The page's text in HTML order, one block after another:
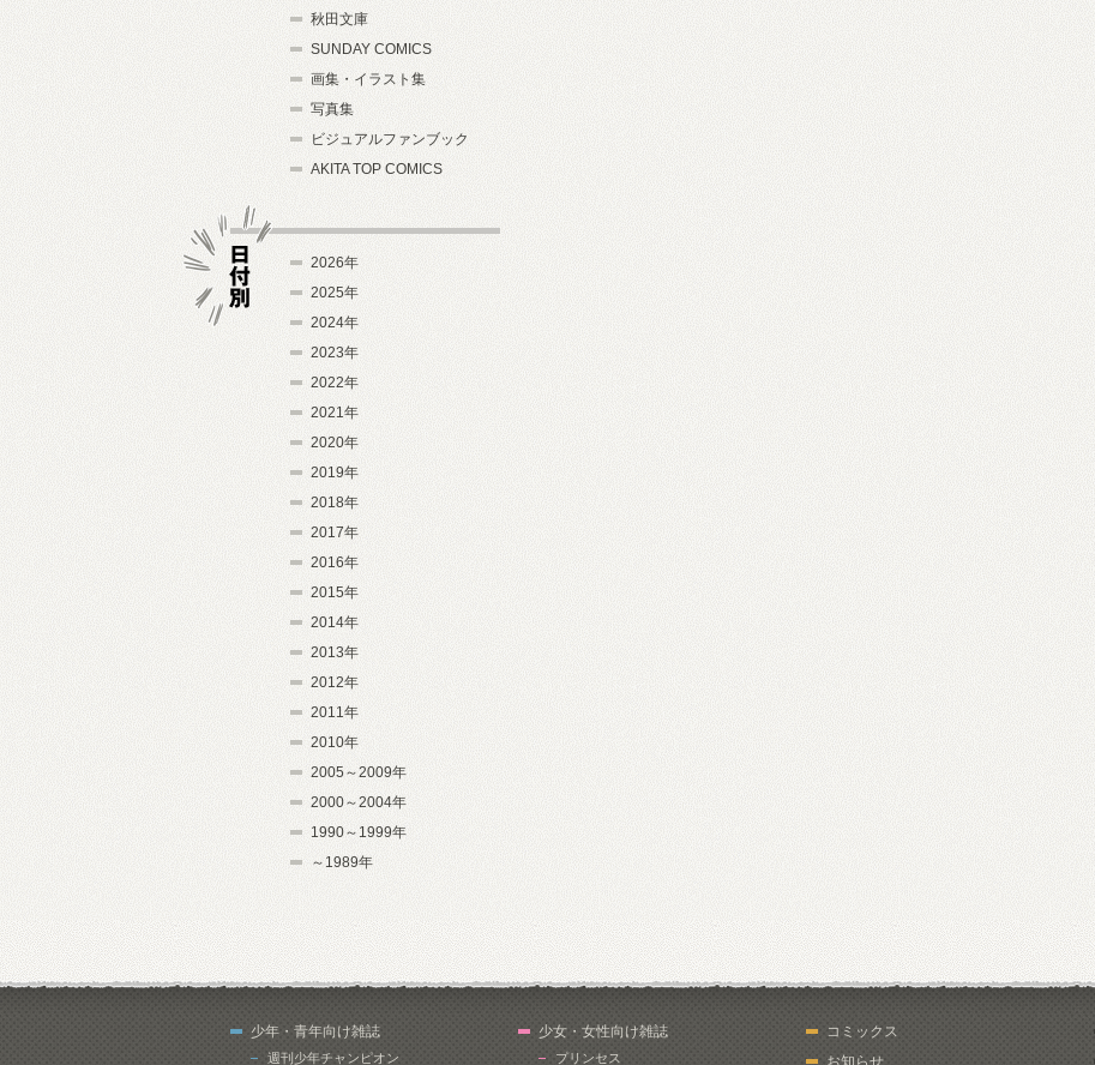
秋田文庫
SUNDAY COMICS
画集・イラスト集
写真集
ビジュアルファンブック
AKITA TOP COMICS
2026年
2025年
2024年
2023年
2022年
2021年
2020年
2019年
2018年
2017年
2016年
2015年
2014年
2013年
2012年
2011年
2010年
2005～2009年
2000～2004年
1990～1999年
～1989年
少年・青年向け雑誌
週刊少年チャンピオン
少女・女性向け雑誌
プリンセス
コミックス
お知らせ